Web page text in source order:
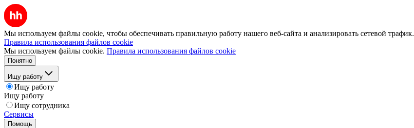
Мы используем файлы cookie, чтобы обеспечивать правильную работу нашего веб-сайта и анализировать сетевой трафик.
Правила использования файлов cookie
Мы используем файлы cookie. Правила использования файлов cookie
Понятно
Ищу работу
Ищу работу
Ищу работу
Ищу сотрудника
Сервисы
Помощь